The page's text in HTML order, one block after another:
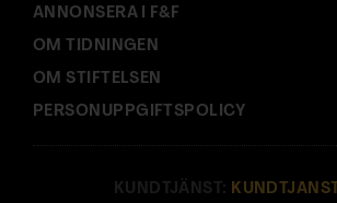
ANNONSERA I F&F
OM TIDNINGEN
OM STIFTELSEN
PERSONUPPGIFTSPOLICY
KUNDTJÄNST: